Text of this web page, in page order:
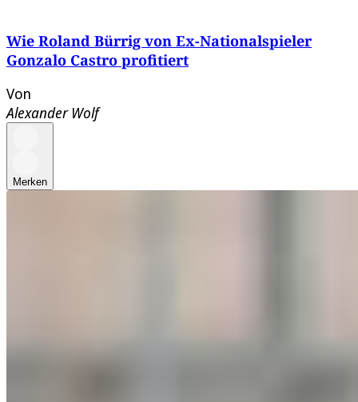
Wie Roland Bürrig von Ex-Nationalspieler
Gonzalo Castro profitiert
Von
Alexander Wolf
Merken